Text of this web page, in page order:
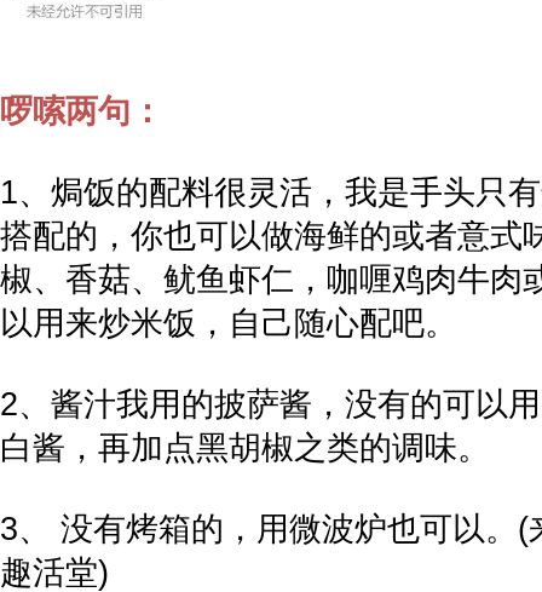
啰嗦两句：
1、焗饭的配料很灵活，我是手头只
搭配的，你也可以做海鲜的或者意式
椒、香菇、鱿鱼虾仁，咖喱鸡肉牛肉
以用来炒米饭，自己随心配吧。
2、酱汁我用的披萨酱，没有的可以
白酱，再加点黑胡椒之类的调味。
3、 没有烤箱的，用微波炉也可以。 (
趣活堂)